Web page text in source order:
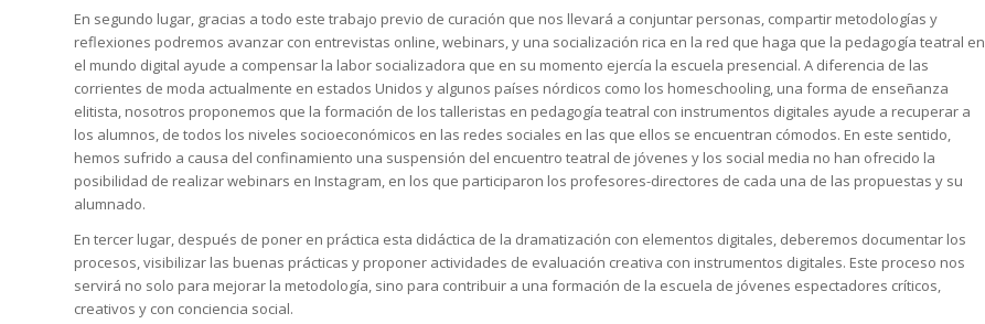
En segundo lugar, gracias a todo este trabajo previo de curación que nos llevará a conjuntar personas, compartir metodologías y
reflexiones podremos avanzar con entrevistas online, webinars, y una socialización rica en la red que haga que la pedagogía teatral en
el mundo digital ayude a compensar la labor socializadora que en su momento ejercía la escuela presencial. A diferencia de las
corrientes de moda actualmente en estados Unidos y algunos países nórdicos como los homeschooling, una forma de enseñanza
elitista, nosotros proponemos que la formación de los talleristas en pedagogía teatral con instrumentos digitales ayude a recuperar a
los alumnos, de todos los niveles socioeconómicos en las redes sociales en las que ellos se encuentran cómodos. En este sentido,
hemos sufrido a causa del confinamiento una suspensión del encuentro teatral de jóvenes y los social media no han ofrecido la
posibilidad de realizarwebinars en Instagram, en los que participaron los profesores-directores de cada una de las propuestas y su
alumnado.
En tercer lugar, después de poner en práctica esta didáctica de la dramatización con elementos digitales, deberemos documentar los
procesos, visibilizar las buenas prácticas y proponer actividades de evaluación creativa con instrumentos digitales. Este proceso nos
servirá no solo para mejorar la metodología, sino para contribuir a una formación de la escuela de jóvenes espectadores críticos,
creativos y con conciencia social.